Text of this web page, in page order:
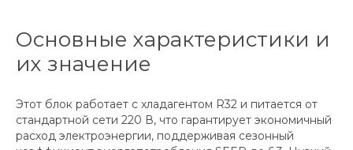
Основные характеристики и
их значение
Этот блок работает с хладагентом R32 и питается от
стандартной сети 220 В, что гарантирует экономичный
расход электроэнергии, поддерживая сезонный